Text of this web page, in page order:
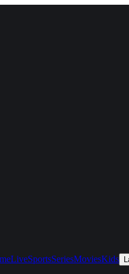
LiveSportsSeriesMoviesKids